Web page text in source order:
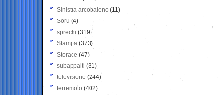
Sinistra arcobaleno (11)
Soru (4)
sprechi (319)
Stampa (373)
Storace (47)
subappalti (31)
televisione(244)
terremoto (402)